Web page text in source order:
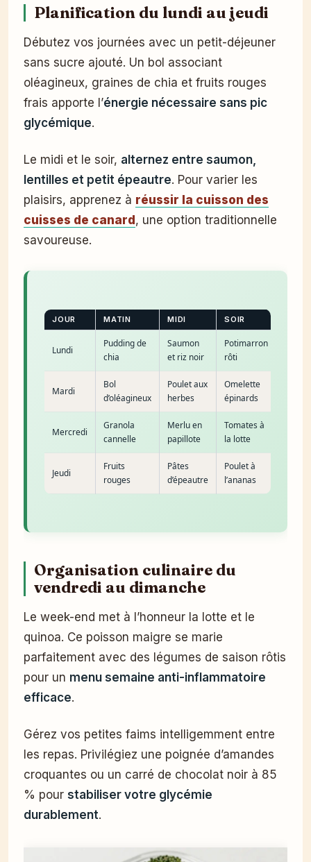
Planification du lundi au jeudi
Débutez vos journées avec un petit-déjeuner
sans sucre ajouté. Un bol associant
oléagineux, graines de chia et fruits rouges
frais apporte l’énergie nécessaire sans pic
glycémique.
Le midi et le soir, alternez entre saumon,
lentilles et petit épeautre. Pour varier les
plaisirs, apprenez à réussir la cuisson des
cuisses de canard , une option traditionnelle
savoureuse.
JOUR MATIN MIDI SOIR
Lundi
Pudding de
chia
Saumon
et riz noir
Potimarron
rôti
Mardi
Bol
d’oléagineux
Poulet aux
herbes
Omelette
épinards
Mercredi
Granola
cannelle
Merlu en
papillote
Tomates à
la lotte
Jeudi
Fruits
rouges
Pâtes
d’épeautre
Poulet à
l’ananas
Organisation culinaire du
vendredi au dimanche
Le week-end met à l’honneur la lotte et le
quinoa. Ce poisson maigre se marie
parfaitement avec des légumes de saison rôtis
pour un menu semaine anti-inflammatoire
efficace.
Gérez vos petites faims intelligemment entre
les repas. Privilégiez une poignée d’amandes
croquantes ou un carré de chocolat noir à 85
% pour stabiliser votre glycémie
durablement.